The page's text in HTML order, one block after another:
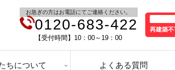
お急ぎの方はお電話にてご連絡ください。
0120-683-422
【受付時間】10：00～19：00
再建築
ちについて よくある質問